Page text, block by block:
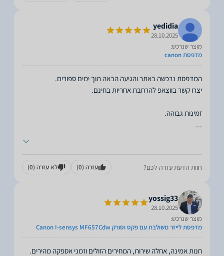
yedidia
28.10.2025
מוצר שנרכש:
מדפסת canon
זמינות גבוהה.
...
חוות הדעת עזרה לכם? עזרה (0) לא עזרה (0)
yossig33
28.10.2025
מוצר שנרכש:
מדפסת לייזר משולבת עם פקס וסורק Canon I-sensys MF657Cdw
חנות אמינה, אחלה שירות, המחירים הזולים וזמני אספקה מהירים.